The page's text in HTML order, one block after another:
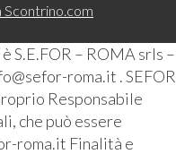
Scontrino.com
– ROMA srls –
roma.it . SEFOR
Responsabile
che può essere
roma.it Finalità e